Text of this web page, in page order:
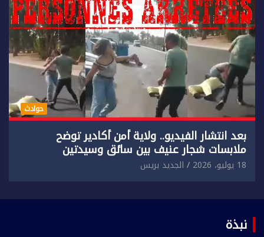
حوادث
بعد انتشار الفيديو.. ولاية أمن أكادير توضح
ملابسات شجار عنيف بين سائق وسيدتين
18 يوليو، 2026 الجديد بريس
نبذة